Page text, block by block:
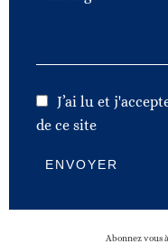
J’ai lu et
de ce site
ENVOYER
Abonnez vous